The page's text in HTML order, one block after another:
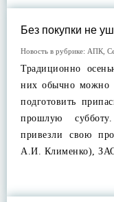
Без покупки не
Новость в рубрике: АПК
Традиционно
них обычно можно
подготовить
прошлую
привезли свою
А.И. Клименко),